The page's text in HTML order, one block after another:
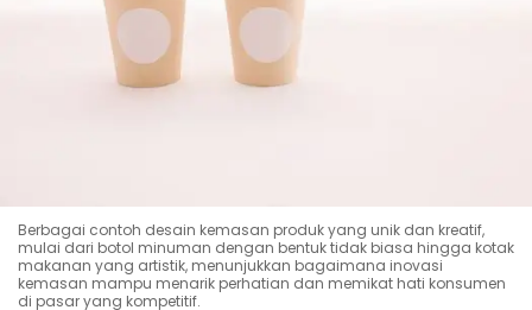
Berbagai contoh desain kemasan produk yang unik dan kreatif,
mulai dari botol minuman dengan bentuk tidak biasa hingga kotak
makanan yang artistik, menunjukkan bagaimana inovasi
kemasan mampu menarik perhatian dan memikat hati konsumen
di pasar yang kompetitif.